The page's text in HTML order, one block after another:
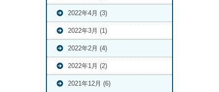
2022年4月 (3)
2022年3月 (1)
2022年2月 (4)
2022年1月 (2)
2021年12月 (6)